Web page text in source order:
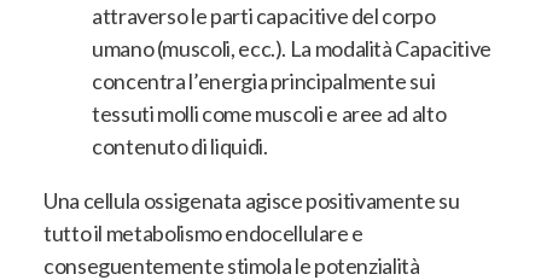
attraverso le parti capacitive del corpo
umano (muscoli, ecc.). La modalità Capacitive
concentra l’energia principalmente sui
tessuti molli come muscoli e aree ad alto
contenuto di liquidi.
Una cellula ossigenata agisce positivamente su
tutto il metabolismo endocellulare e
conseguentemente stimola le potenzialità